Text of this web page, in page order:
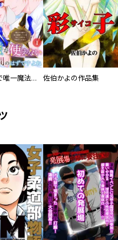
王立学園で唯一魔法が使えない庶民仲間のはずですよね～実は王子様で私を溺愛しているなんて告白はやめてください～ 佐伯かよの作品集